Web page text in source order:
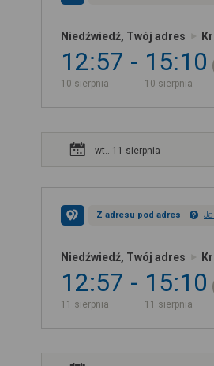
Niedźwiedź, Twój adres
12:57
10 sierpnia
15:10
10 sierpnia
wt.. 11 sierpnia
Z adresu pod adres
Niedźwiedź, Twój adres
12:57
11 sierpnia
15:10
11 sierpnia